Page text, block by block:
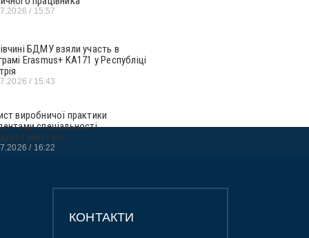
15:57
БДМУ взяли участь в
Erasmus+ KA171 у Республіці
15:43
виробничої практики
спеціальності
16:22
КОНТАКТИ